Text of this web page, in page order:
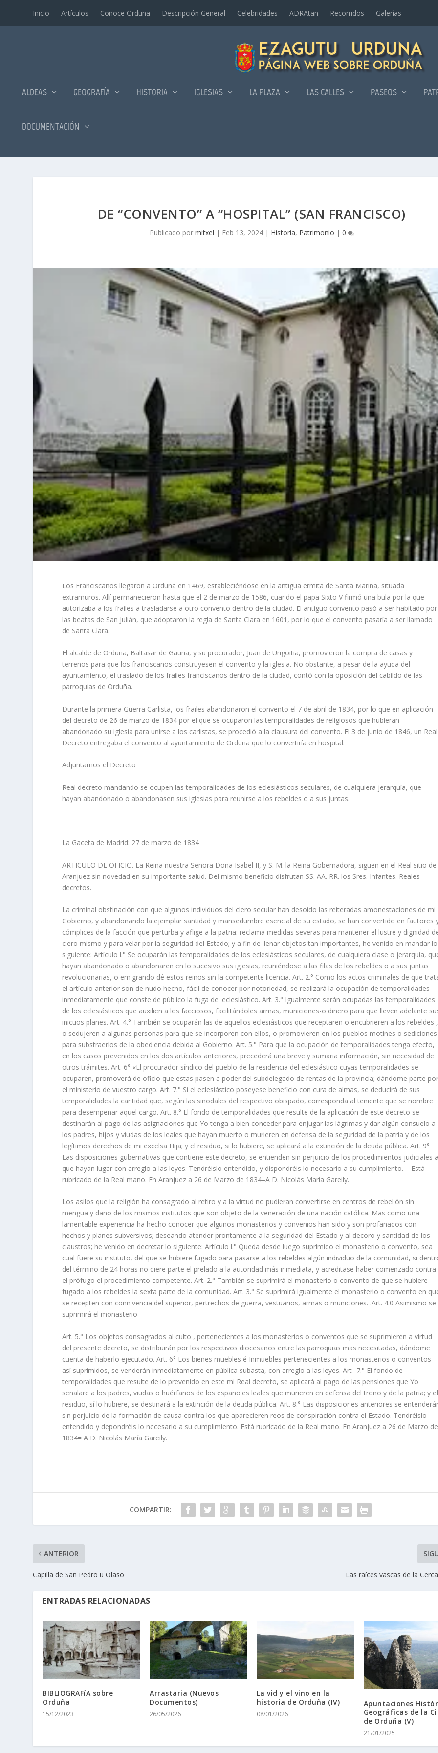
Inicio Artí­culos Conoce Orduña Descripción General Celebridades ADRAtan Recorridos Galerí­as
ALDEAS GEOGRAFÍA HISTORIA IGLESIAS LA PLAZA LAS CALLES PASEOS
DOCUMENTACIÓN
DE “CONVENTO” A “HOSPITAL” (SAN FRANCISCO)
Publicado por mitxel | Feb 13, 2024| Historia, Patrimonio | 0
Los Franciscanos llegaron a Orduña en 1469, estableciéndose en la antigua ermita de Santa Marina, situada
extramuros. Allí permanecieron hasta que el 2 de marzo de 1586, cuando el papa Sixto V firmó una bula por la que
autorizaba a los frailes a trasladarse a otro convento dentro de la ciudad. El antiguo convento pasó a ser habitado por
las beatas de San Julián, que adoptaron la regla de Santa Clara en 1601, por lo que el convento pasaría a ser llamado
de Santa Clara.
El alcalde de Orduña, Baltasar de Gauna, y su procurador, Juan de Urigoitia, promovieron la compra de casas y
terrenos para que los franciscanos construyesen el convento y la iglesia. No obstante, a pesar de la ayuda del
ayuntamiento, el traslado de los frailes franciscanos dentro de la ciudad, contó con la oposición del cabildo de las
parroquias de Orduña.
Durante la primera Guerra Carlista, los frailes abandonaron el convento el 7 de abril de 1834, por lo que en aplicación
del decreto de 26 de marzo de 1834 por el que se ocuparon las temporalidades de religiosos que hubieran
abandonado su iglesia para unirse a los carlistas, se procedió a la clausura del convento. El 3 de junio de 1846, un Real
Decreto entregaba el convento al ayuntamiento de Orduña que lo convertiría en hospital.
Adjuntamos el Decreto
Real decreto mandando se ocupen las temporalidades de los eclesiásticos seculares, de cualquiera jerarquía, que
hayan abandonado o abandonasen sus iglesias para reunirse a los rebeldes o a sus juntas.
La Gaceta de Madrid: 27 de marzo de 1834
ARTICULO DE OFICIO. La Reina nuestra Señora Doña Isabel II, y S. M. la Reina Gobernadora, siguen en el Real sitio de
Aranjuez sin novedad en su importante salud. Del mismo beneficio disfrutan SS. AA. RR. los Sres. Infantes. Reales
decretos.
La criminal obstinación con que algunos individuos del clero secular han desoído las reiteradas amonestaciones de mi
Gobierno, y abandonando la ejemplar santidad y mansedumbre esencial de su estado, se han convertido en fautores
cómplices de la facción que perturba y aflige a la patria: reclama medidas severas para mantener el lustre y dignidad
clero mismo y para velar por la seguridad del Estado; y a fin de llenar objetos tan importantes, he venido en mandar lo
siguiente: Artículo l.° Se ocuparán las temporalidades de los eclesiásticos seculares, de cualquiera clase o jerarquía,
hayan abandonado o abandonaren en lo sucesivo sus iglesias, reuniéndose a las filas de los rebeldes o a sus juntas
revolucionarias, o emigrando dé estos reinos sin la competente licencia. Art. 2.° Como los actos criminales de que
el artículo anterior son de nudo hecho, fácil de conocer por notoriedad, se realizará la ocupación de temporalidades
inmediatamente que conste de público la fuga del eclesiástico. Art. 3.° Igualmente serán ocupadas las temporalidades
de los eclesiásticos que auxilien a los facciosos, facilitándoles armas, municiones-o dinero para que lleven adelante
inicuos planes. Art. 4.° También se ocuparán las de aquellos eclesiásticos que receptaren o encubrieren a los rebeldes ,
o sedujeren a algunas personas para que se incorporen con ellos, o promovieren en los pueblos motines o sediciones
para substraerlos de la obediencia debida al Gobierno. Art. 5.° Para que la ocupación de temporalidades tenga efecto,
en los casos prevenidos en los dos artículos anteriores, precederá una breve y sumaria información, sin necesidad de
otros trámites. Art. 6° «El procurador síndico del pueblo de la residencia del eclesiástico cuyas temporalidades se
ocuparen, promoverá de oficio que estas pasen a poder del subdelegado de rentas de la provincia; dándome parte por
el ministerio de vuestro cargo. Art. 7.° Si el eclesiástico poseyese beneficio con cura de almas, se deducirá de sus
temporalidades la cantidad que, según las sinodales del respectivo obispado, corresponda al teniente que se nombre
para desempeñar aquel cargo. Art. 8.° El fondo de temporalidades que resulte de la aplicación de este decreto se
destinarán al pago de las asignaciones que Yo tenga a bien conceder para enjugar las lágrimas y dar algún consuelo a
los padres, hijos y viudas de los leales que hayan muerto o murieren en defensa de la seguridad de la patria y de los
legítimos derechos de mi excelsa Hija; y el residuo, si lo hubiere, se aplicará a la extinción de la deuda pública. Art. 9°
Las disposiciones gubernativas que contiene este decreto, se entienden sin perjuicio de los procedimientos judiciales a
que hayan lugar con arreglo a las leyes. Tendréislo entendido, y dispondréis lo necesario a su cumplimiento. = Está
rubricado de la Real mano. En Aranjuez a 26 de Marzo de 1834=A D. Nicolás María Gareily.
Los asilos que la religión ha consagrado al retiro y a la virtud no pudieran convertirse en centros de rebelión sin
mengua y daño de los mismos institutos que son objeto de la veneración de una nación católica. Mas como una
lamentable experiencia ha hecho conocer que algunos monasterios y convenios han sido y son profanados con
hechos y planes subversivos; deseando atender prontamente a la seguridad del Estado y al decoro y santidad de los
claustros; he venido en decretar lo siguiente: Artículo l.° Queda desde luego suprimido el monasterio o convento, sea
cual fuere su instituto, del que se hubiere fugado para pasarse a los rebeldes algún individuo de la comunidad, si
del término de 24 horas no diere parte el prelado a la autoridad más inmediata, y acreditase haber comenzado contra
el prófugo el procedimiento competente. Art. 2.° También se suprimirá el monasterio o convento de que se hubiere
fugado a los rebeldes la sexta parte de la comunidad. Art. 3.° Se suprimirá igualmente el monasterio o convento en
se recepten con connivencia del superior, pertrechos de guerra, vestuarios, armas o municiones. .Art. 4.0 Asimismo se
suprimirá el monasterio
Art. 5.° Los objetos consagrados al culto , pertenecientes a los monasterios o conventos que se suprimieren a virtud
del presente decreto, se distribuirán por los respectivos diocesanos entre las parroquias mas necesitadas, dándome
cuenta de haberlo ejecutado. Art. 6° Los bienes muebles é Inmuebles pertenecientes a los monasterios o conventos
así suprimidos, se venderán inmediatamente en pública subasta, con arreglo a las leyes. Art- 7.° El fondo de
temporalidades que resulte de lo prevenido en este mi Real decreto, se aplicará al pago de las pensiones que Yo
señalare a los padres, viudas o huérfanos de los españoles leales que murieren en defensa del trono y de la patria; y el
residuo, sí lo hubiere, se destinará a la extinción de la deuda pública. Art. 8.° Las disposiciones anteriores se
sin perjuicio de la formación de causa contra los que aparecieren reos de conspiración contra el Estado. Tendréislo
entendido y depondréis lo necesario a su cumplimiento. Está rubricado de la Real mano. En Aranjuez a 26 de Marzo de
1834= A D. Nicolás María Gareily.
COMPARTIR:
ANTERIOR
Capilla de San Pedro u Olaso Las raí­ces vascas de la
ENTRADAS RELACIONADAS
BIBLIOGRAFíA sobre
Orduña
15/12/2023
Arrastaria (Nuevos
Documentos)
26/05/2026
La vid y el vino en la
historia de Orduña (IV)
08/01/2026
Apuntaciones
Geográficas de la
de Orduña (V)
21/01/2025